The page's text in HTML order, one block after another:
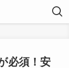
必須！安